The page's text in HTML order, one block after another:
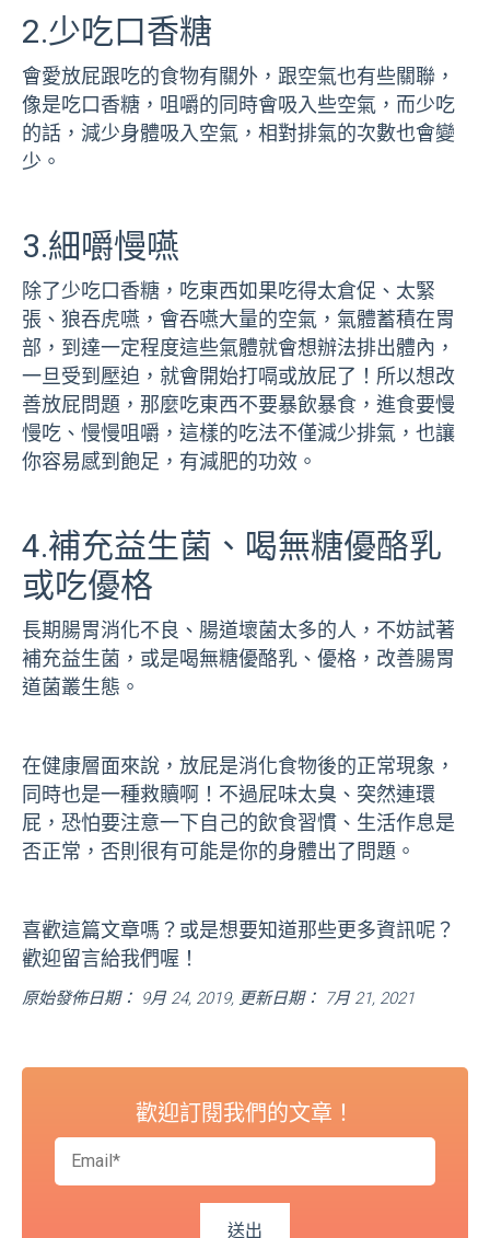
2.少吃口香糖
會愛放屁跟吃的食物有關外，跟空氣也有些關聯，
像是吃口香糖，咀嚼的同時會吸入些空氣，而少吃
的話，減少身體吸入空氣，相對排氣的次數也會變
少。
3.細嚼慢嚥
除了少吃口香糖，吃東西如果吃得太倉促、太緊
張、狼吞虎嚥，會吞嚥大量的空氣，氣體蓄積在胃
部，到達一定程度這些氣體就會想辦法排出體內，
一旦受到壓迫，就會開始打嗝或放屁了！所以想改
善放屁問題，那麼吃東西不要暴飲暴食，進食要慢
慢吃、慢慢咀嚼，這樣的吃法不僅減少排氣，也讓
你容易感到飽足，有減肥的功效。
4.補充益生菌、喝無糖優酪乳
或吃優格
長期腸胃消化不良、腸道壞菌太多的人，不妨試著
補充益生菌，或是喝無糖優酪乳、優格，改善腸胃
道菌叢生態。
在健康層面來說，放屁是消化食物後的正常現象，
同時也是一種救贖啊！不過屁味太臭、突然連環
屁，恐怕要注意一下自己的飲食習慣、生活作息是
否正常，否則很有可能是你的身體出了問題。
喜歡這篇文章嗎？或是想要知道那些更多資訊呢？
歡迎留言給我們喔！
原始發佈日期： 9月 24, 2019, 更新日期： 7月 21, 2021
歡迎訂閱我們的文章！